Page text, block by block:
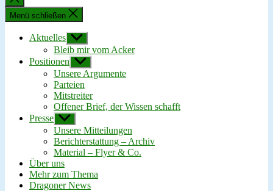
schließen
Menü schließen
Aktuelles Untermenü
anzeigen
Bleib mir vom Acker
Positionen Untermenü
anzeigen
Unsere Argumente
Parteien
Mitstreiter
Offener Brief, der Wissen schafft
Presse Untermenü
anzeigen
Unsere Mitteilungen
Berichterstattung – Archiv
Material – Flyer & Co.
Über uns
Mehr zum Thema
Dragoner News